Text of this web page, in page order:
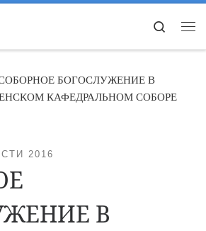
Search
БОГОСЛУЖЕНИЕ В
КАФЕДРАЛЬНОМ СОБОРЕ
2016
В